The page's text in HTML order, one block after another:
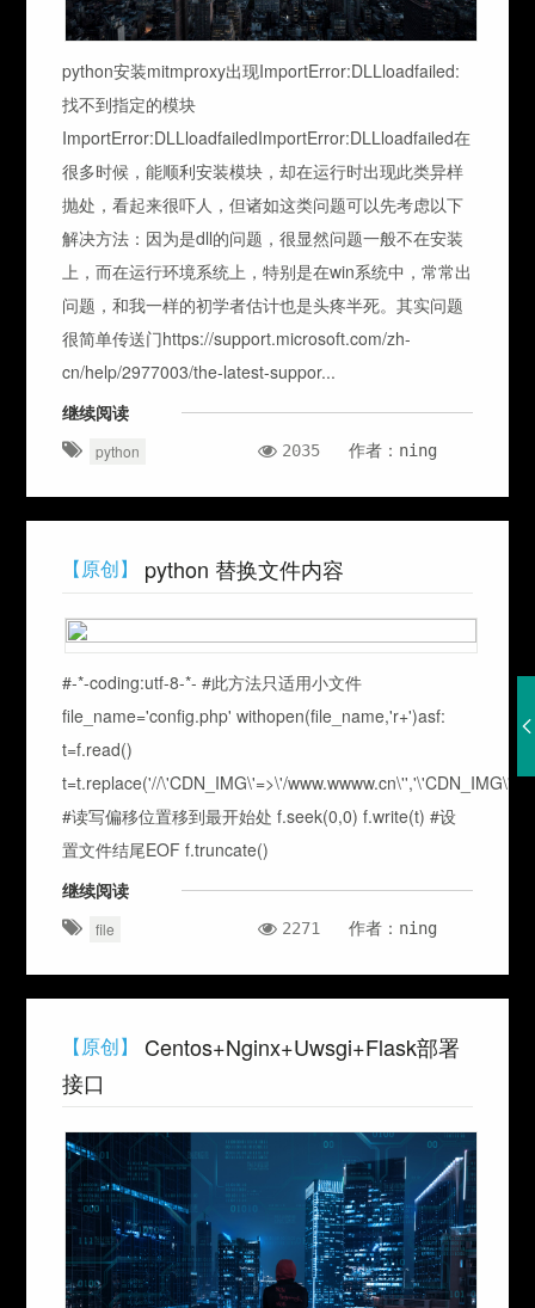
python安装mitmproxy出现ImportError:DLLloadfailed:
找不到指定的模块
ImportError:DLLloadfailedImportError:DLLloadfailed在
很多时候，能顺利安装模块，却在运行时出现此类异样
抛处，看起来很吓人，但诸如这类问题可以先考虑以下
解决方法：因为是dll的问题，很显然问题一般不在安装
上，而在运行环境系统上，特别是在win系统中，常常出
问题，和我一样的初学者估计也是头疼半死。其实问题
很简单传送门https://support.microsoft.com/zh-
cn/help/2977003/the-latest-suppor...
继续阅读
python 2035 作者：ning
【原创】 python 替换文件内容
#-*-coding:utf-8-*- #此方法只适用小文件
file_name='config.php' withopen(file_name,'r+')asf:
t=f.read()
t=t.replace('//\'CDN_IMG\'=>\'/
#读写偏移位置移到最开始处 f.seek(0,0) f.write(t) #设
置文件结尾EOF f.truncate()
继续阅读
file 2271 作者：ning
【原创】
Centos+Nginx+Uwsgi+Flask部署
接口
